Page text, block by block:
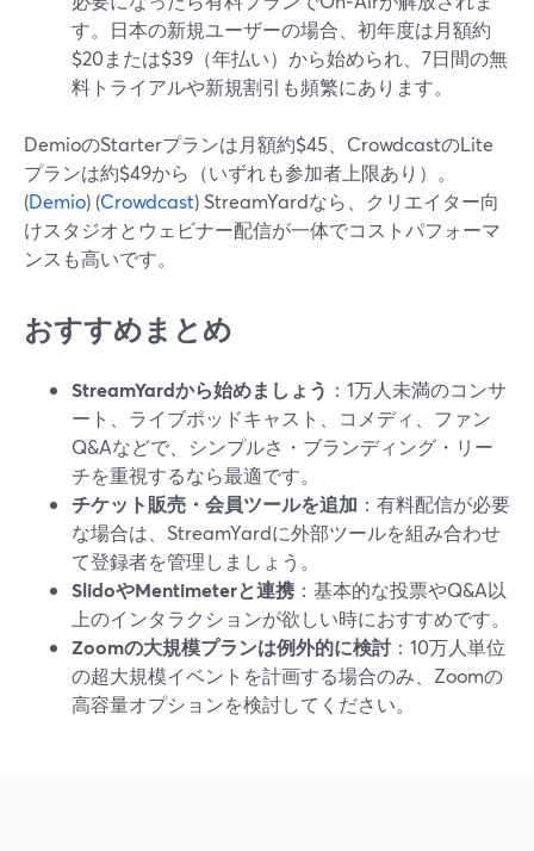
す。日本の新規ユーザーの場合、初年度は月額約
$20または$39（年払い）から始められ、7日間の無
料トライアルや新規割引も頻繁にあります。
DemioのStarterプランは月額約$45、CrowdcastのLite
プランは約$49から（いずれも参加者上限あり）。
(Demio) (Crowdcast) StreamYardなら、クリエイター向
けスタジオとウェビナー配信が一体でコストパフォーマ
ンスも高いです。
おすすめまとめ
StreamYardから始めましょう ：1万人未満のコンサ
ート、ライブポッドキャスト、コメディ、ファン
Q&Aなどで、シンプルさ・ブランディング・リー
チを重視するなら最適です。
チケット販売・会員ツールを追加 ：有料配信が必要
な場合は、StreamYardに外部ツールを組み合わせ
て登録者を管理しましょう。
SlidoやMentimeterと連携 ：基本的な投票やQ&A以
上のインタラクションが欲しい時におすすめです。
Zoomの大規模プランは例外的に検討 ：10万人単位
の超大規模イベントを計画する場合のみ、Zoomの
高容量オプションを検討してください。